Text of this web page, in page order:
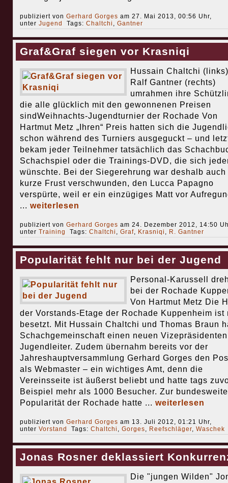
publiziert von Gerhard Gorges am 27. Mai 2013, 00:56 Uhr,
unter Jugend Tags: Chaltchi , Gantner
Graf&Graf siegen vor Krasniqi
Hussain Chaltchi
Ralf Gantner (rechts)
umrahmen ihre
die alle glücklich mit den gewonnenen Preisen
sindWeihnachts-Jugendturnier der Rochade Von
Hartmut Metz „Ihren“ Preis hatten sich die
schon während des Turniers ausgeguckt – und
bekam jeder Teilnehmer tatsächlich das
Schachspiel oder die Trainings-DVD, die sich
wünschte. Bei der Siegerehrung war deshalb auch
kurze Frust verschwunden, den Lucca Papagno
verspürte, weil er ein einzügiges Matt vor
... weiterlesen
publiziert von Gerhard Gorges am 24. Dezember 2012, 14:50
unter Training Tags: Chaltchi , Graf, Krasniqi , R. Gantner
Popularität fehlt nur bei der Jugend
Personal-Karussell
bei der Rochade
Von Hartmut Metz Die
der Vorstands-Etage der Rochade Kuppenheim ist
besetzt. Mit Hussain Chaltchi und Thomas Braun
Schachgemeinschaft einen neuen
Jugendleiter. Zudem übernahm bereits vor der
Jahreshauptversammlung Gerhard Gorges den
als Webmaster – ein wichtiges Amt, denn die
Vereinsseite ist äußerst beliebt und hatte tags
Beispiel mehr als 1000 Besucher. Zur
Popularität der Rochade hatte ... weiterlesen
publiziert von Gerhard Gorges am 13. Juli 2012, 01:21 Uhr,
unter Vorstand Tags: Chaltchi , Gorges, Reefschläger, Waschek
Jonas Rosner deklassiert
Die "jungen Wilden"